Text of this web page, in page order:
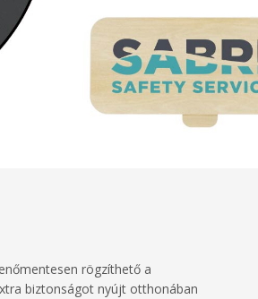
rögzíthető a
biztonságot nyújt otthonában